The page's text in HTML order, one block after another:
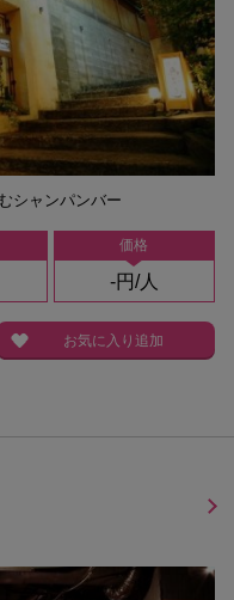
価格
-円/人
シャンパンバー
お気に入り追加